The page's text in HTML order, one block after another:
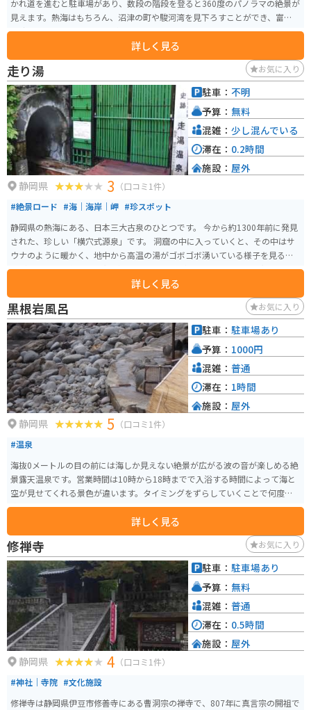
かれ道を進むと駐車場があり、数段の階段を登ると360度のパノラマの絶景が
見えます。熱海はもちろん、沼津の町や駿河湾を見下ろすことができ、富士山
も遮るものなしに見ることができます。
詳しく見る
走り湯 お気に入り
静岡県 3 （口コミ1件）
#絶景ロード #海｜海岸｜岬 #珍スポット
静岡県の熱海にある、日本三大古泉のひとつです。 今から約1300年前に発見
された、珍しい「横穴式源泉」です。 洞窟の中に入っていくと、その中はサ
ウナのように暖かく、地中から高温の湯がゴボゴボ湧いている様子を見るこ
とができます。 以前は足湯があったようですが、2023年3月現在足湯は閉鎖
されており、源泉の見学だけとなっています。
詳しく見る
駐車： 不明
予算： 無料
混雑： 少し混んでいる
滞在： 0.2時間
施設： 屋外
黒根岩風呂 お気に入り
静岡県 5 （口コミ1件）
#温泉
海抜0メートルの目の前には海しか見えない絶景が広がる波の音が楽しめる絶
景露天温泉です。営業時間は10時から18時までで入浴する時間によって海と
空が見せてくれる景色が違います。タイミングをずらしていくことで何度も
楽しめるスポットとなっています。
詳しく見る
駐車： 駐車場あり
予算： 1000円
混雑： 普通
滞在： 1時間
施設： 屋外
修禅寺 お気に入り
静岡県 4 （口コミ1件）
#神社｜寺院 #文化施設
修禅寺は静岡県伊豆市修善寺にある曹洞宗の禅寺で、807年に真言宗の開祖で
駐車： 駐車場あり
予算： 無料
混雑： 普通
滞在： 0.5時間
施設： 屋外